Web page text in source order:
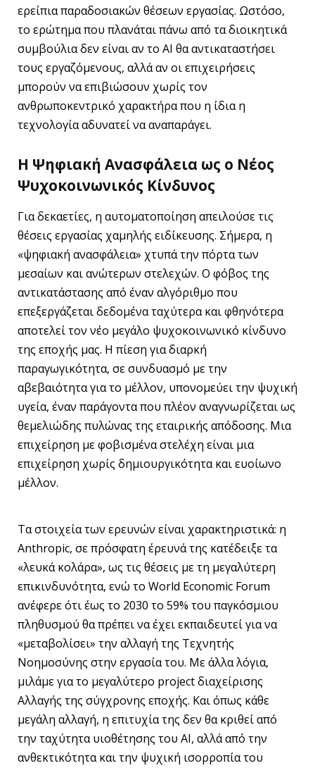
ερείπια παραδοσιακών θέσεων εργασίας. Ωστόσο,
το ερώτημα που πλανάται πάνω από τα διοικητικά
συμβούλια δεν είναι αν το AI θα αντικαταστήσει
τους εργαζόμενους, αλλά αν οι επιχειρήσεις
μπορούν να επιβιώσουν χωρίς τον
ανθρωποκεντρικό χαρακτήρα που η ίδια η
τεχνολογία αδυνατεί να αναπαράγει.
Η Ψηφιακή Ανασφάλεια ως ο Νέος
Ψυχοκοινωνικός Κίνδυνος
Για δεκαετίες, η αυτοματοποίηση απειλούσε τις
θέσεις εργασίας χαμηλής ειδίκευσης. Σήμερα, η
«ψηφιακή ανασφάλεια» χτυπά την πόρτα των
μεσαίων και ανώτερων στελεχών. Ο φόβος της
αντικατάστασης από έναν αλγόριθμο που
επεξεργάζεται δεδομένα ταχύτερα και φθηνότερα
αποτελεί τον νέο μεγάλο ψυχοκοινωνικό κίνδυνο
της εποχής μας. Η πίεση για διαρκή
παραγωγικότητα, σε συνδυασμό με την
αβεβαιότητα για το μέλλον, υπονομεύει την ψυχική
υγεία, έναν παράγοντα που πλέον αναγνωρίζεται ως
θεμελιώδης πυλώνας της εταιρικής απόδοσης. Μια
επιχείρηση με φοβισμένα στελέχη είναι μια
επιχείρηση χωρίς δημιουργικότητα και ευοίωνο
μέλλον.
Τα στοιχεία των ερευνών είναι χαρακτηριστικά: η
Anthropic, σε πρόσφατη έρευνά της κατέδειξε τα
«λευκά κολάρα», ως τις θέσεις με τη μεγαλύτερη
επικινδυνότητα, ενώ το World Economic Forum
ανέφερε ότι έως το 2030 το 59% του παγκόσμιου
πληθυσμού θα πρέπει να έχει εκπαιδευτεί για να
«μεταβολίσει» την αλλαγή της Τεχνητής
Νοημοσύνης στην εργασία του. Με άλλα λόγια,
μιλάμε για το μεγαλύτερο project διαχείρισης
Αλλαγής της σύγχρονης εποχής. Και όπως κάθε
μεγάλη αλλαγή, η επιτυχία της δεν θα κριθεί από
την ταχύτητα υιοθέτησης του ΑΙ, αλλά από την
ανθεκτικότητα και την ψυχική ισορροπία του